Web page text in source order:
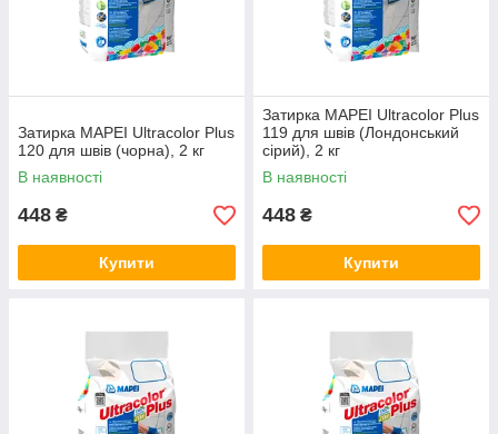
Затирка MAPEI Ultracolor Plus
120 для швів (чорна), 2 кг
В наявності
448 ₴
Купити
Затирка MAPEI Ultracolor Plus
119 для швів (Лондонський
сірий), 2 кг
В наявності
448 ₴
Купити